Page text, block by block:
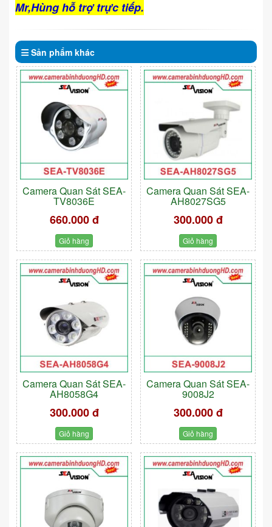
Mr,Hùng hỗ trợ trực tiếp.
Sản phẩm khác
Camera Quan Sát SEA-
TV8036E
660.000 đ
Giỏ hàng
Camera Quan Sát SEA-
AH8027SG5
300.000 đ
Giỏ hàng
Camera Quan Sát SEA-
AH8058G4
300.000 đ
Giỏ hàng
Camera Quan Sát SEA-
9008J2
300.000 đ
Giỏ hàng